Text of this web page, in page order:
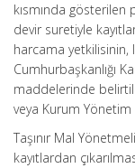
kısmında gösterilen
devir suretiyle
harcama yetkilisinin,
Cumhurbaşkanlığı
maddelerinde
veya Kurum Yönetim
Taşınır Mal
kayıtlardan